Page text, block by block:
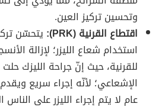
وتحسين تركيز العين.
اقتطاع القرنية (PRK):
يتحسّن
استخدام شعاع الليزر؛ لإزالة
للقرنية، حيث إنّ جراحة الليزك
الإشعاعي؛ لأنّه إجراء سريع
عام لا يتم إجراء الليزر على